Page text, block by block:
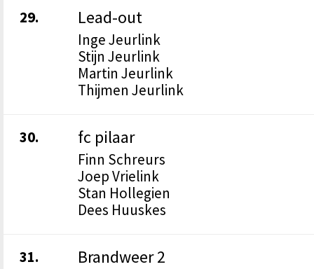
29. Lead-out
Inge Jeurlink
Stijn Jeurlink
Martin Jeurlink
Thijmen Jeurlink
30. fc pilaar
Finn Schreurs
Joep Vrielink
Stan Hollegien
Dees Huuskes
31. Brandweer 2